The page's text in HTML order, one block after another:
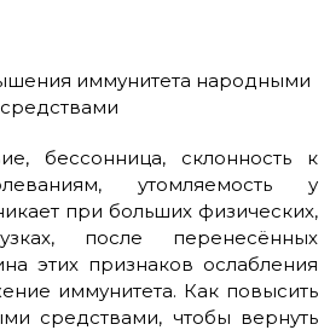
бессонница, склонность к
утомляемость у
при больших физических,
после перенесённых
этих признаков ослабления
иммунитета. Как повысить
средствами, чтобы вернуть